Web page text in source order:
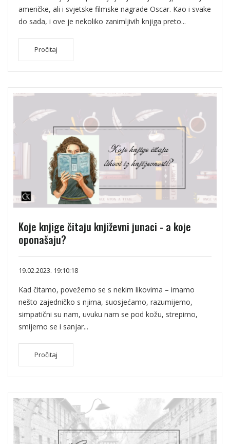
američke, ali i svjetske filmske nagrade Oscar. Kao i svake
do sada, i ove je nekoliko zanimljivih knjiga preto...
Pročitaj
Koje knjige čitaju književni junaci - a koje
oponašaju?
19.02.2023. 19:10:18
Kad čitamo, povežemo se s nekim likovima – imamo
nešto zajedničko s njima, suosjećamo, razumijemo,
simpatični su nam, uvuku nam se pod kožu, strepimo,
smijemo se i sanjar...
Pročitaj